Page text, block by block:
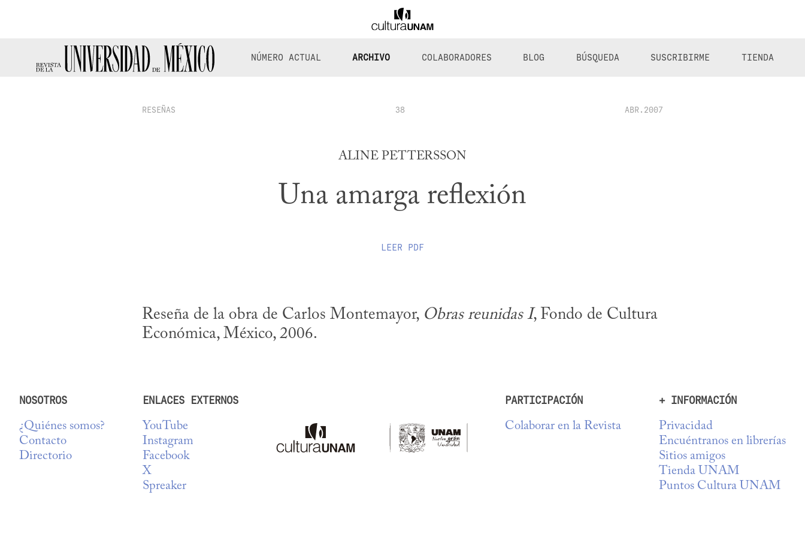
NÚMERO ACTUAL ARCHIVO COLABORADORES BLOG BÚSQUEDA SUSCRIBIRME TIENDA
RESEÑAS 38 ABR.2007
ALINE PETTERSSON
Una amarga reflexión
LEER PDF
Reseña de la obra de Carlos Montemayor, Obras reunidas I, Fondo de Cultura
Económica, México, 2006.
NOSOTROS
¿Quiénes somos?
Contacto
Directorio
ENLACES EXTERNOS
YouTube
Instagram
Facebook
X
Spreaker
PARTICIPACIÓN
Colaborar en la Revista
+ INFORMACIÓN
Privacidad
Encuéntranos en librerías
Sitios amigos
Tienda UNAM
Puntos Cultura UNAM